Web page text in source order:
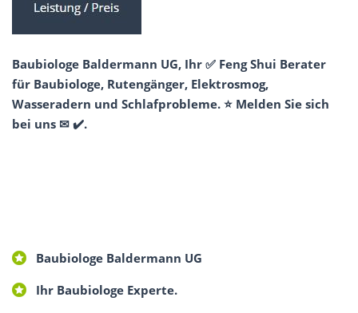
Baubiologe Baldermann UG, Ihr ✅ Feng Shui Berater
für Baubiologe, Rutengänger, Elektrosmog,
Wasseradern und Schlafprobleme. ⭐ Melden Sie sich
bei uns ✉ ✔️.
Baubiologe Baldermann UG
Ihr Baubiologe Experte.